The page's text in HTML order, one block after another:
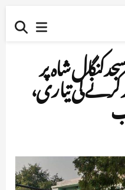
شاہ پر
کی تیاری،